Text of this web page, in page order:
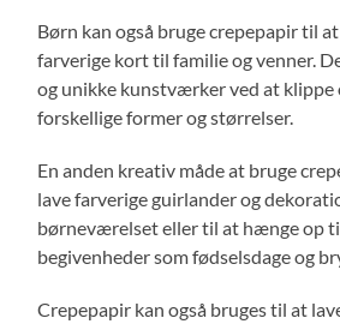
Børn kan også bruge crepepapir til
farverige kort til familie og venner.
og unikke kunstværker ved at klippe
forskellige former og størrelser.
En anden kreativ måde at bruge
lave farverige guirlander og
børneværelset eller til at hænge op
begivenheder som fødselsdage og
Crepepapir kan også bruges til at